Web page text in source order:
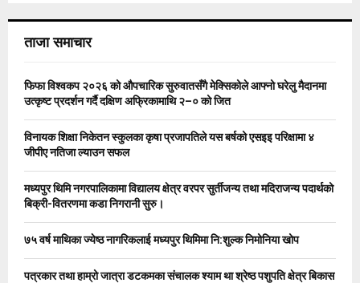
h
o
r
C
ताजा समाचार
फिफा विश्वकप २०२६ को औपचारिक सुरुवातसँगै मेक्सिकोले आफ्नो घरेलु मैदानमा
उत्कृष्ट प्रदर्शन गर्दै दक्षिण अफ्रिकामाथि २–० को जित
विनायक शिक्षा निकेतन स्कुलका कृषा प्रजापतिले यस बर्षको एसइइ परिक्षामा ४
जीपीए नतिजा ल्याउन सफल
मध्यपुर थिमि नगरपालिकामा विद्यालय क्षेत्र वरपर सुर्तीजन्य तथा मदिराजन्य पदार्थको
बिक्री-वितरणमा कडा निगरानी सुरु।
७५ वर्ष माथिका ज्येष्ठ नागरिकलाई मध्यपुर थिमिमा नि:शुल्क निमोनिया खोप
पत्रकार तथा हाम्रो जात्रा डटकमका संचालक श्याम था श्रेष्ठ पशुपति क्षेत्र बिकास